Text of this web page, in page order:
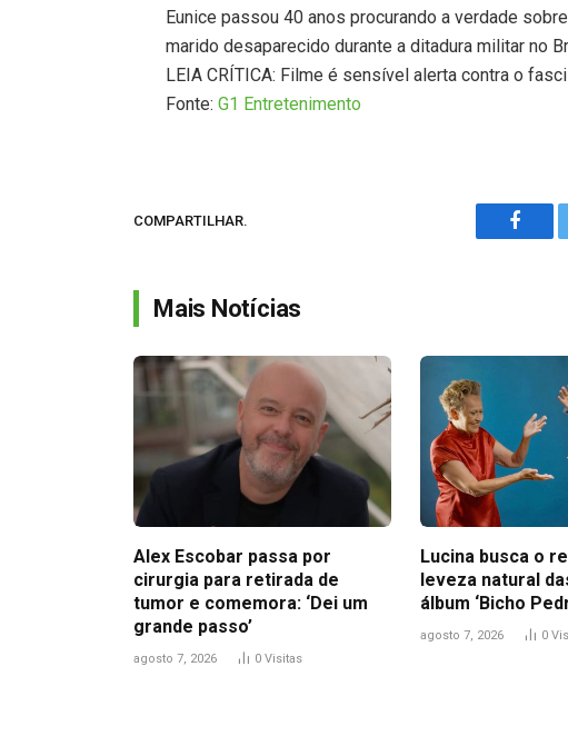
Eunice passou 40 anos procurando a verdade
marido desaparecido durante a ditadura militar no
LEIA CRÍTICA: Filme é sensível alerta contra o
Fonte:G1 Entretenimento
COMPARTILHAR.
Mais Notícias
Alex Escobar passa por
cirurgia para retirada de
tumor e comemora: ‘Dei um
grande passo’
agosto 7, 2026 0 Visitas
Lucina busca o
leveza natural
álbum ‘Bicho
agosto 7, 2026 0